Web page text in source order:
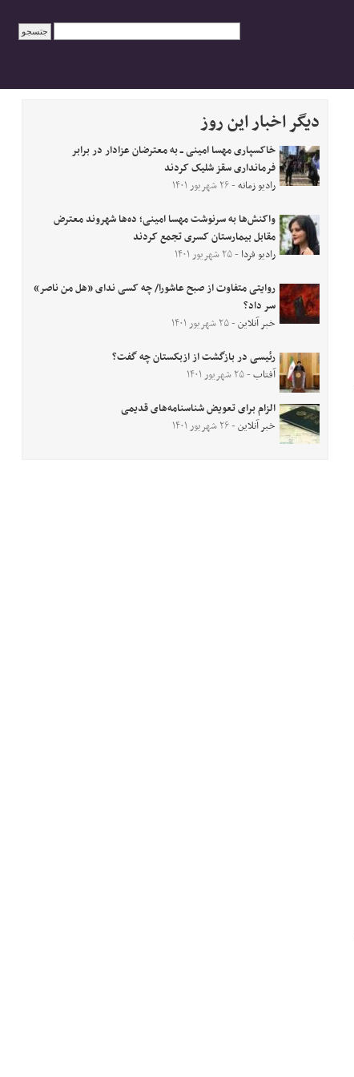
دیگر اخبار این روز
خاکسپاری مهسا امینی ــ به معترضان عزادار در برابر
فرمانداری سقز شلیک کردند
رادیو زمانه- ۲۶ شهریور ۱۴۰۱
واکنش‌ها به سرنوشت مهسا امینی؛ ده‌ها شهروند معترض
مقابل بیمارستان کسری تجمع کردند
رادیو فردا - ۲۵ شهریور ۱۴۰۱
روایتی متفاوت از صبح عاشورا/ چه کسی ندای «هل من ناصر»
سر داد؟
خبر آنلاین- ۲۵ شهریور ۱۴۰۱
رئیسی در بازگشت از ازبکستان چه گفت؟
آفتاب- ۲۵ شهریور ۱۴۰۱
الزام برای تعویض شناسنامه‌های قدیمی
خبر آنلاین- ۲۶ شهریور ۱۴۰۱